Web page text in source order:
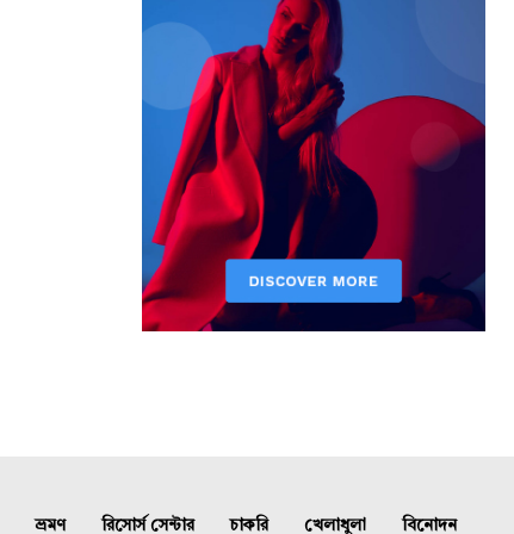
ভ্রমণ রিসোর্স সেন্টার চাকরি খেলাধুলা বিনোদন